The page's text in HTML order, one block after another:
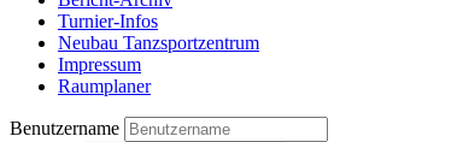
Turnier-Infos
Neubau Tanzsportzentrum
Impressum
Raumplaner
Benutzername